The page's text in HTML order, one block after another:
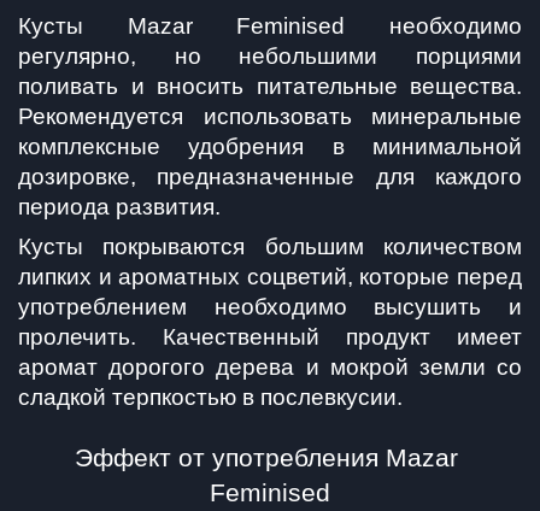
Кусты Mazar Feminised необходимо
регулярно, но небольшими порциями
поливать и вносить питательные вещества.
Рекомендуется использовать минеральные
комплексные удобрения в минимальной
дозировке, предназначенные для каждого
периода развития.
Кусты покрываются большим количеством
липких и ароматных соцветий, которые перед
употреблением необходимо высушить и
пролечить. Качественный продукт имеет
аромат дорогого дерева и мокрой земли со
сладкой терпкостью в послевкусии.
Эффект от употребления Mazar
Feminised